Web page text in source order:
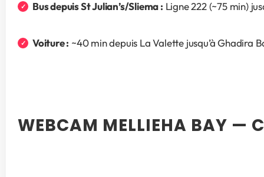
Bus depuis St Julian’s/Sliema : Ligne 222 (~75 min)
Voiture : ~40 min depuis La Valette jusqu’à Ghadira
WEBCAM MELLIEHA BAY —